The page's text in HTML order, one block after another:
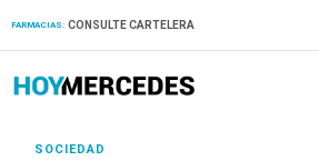
FARMACIAS: CONSULTE CARTELERA